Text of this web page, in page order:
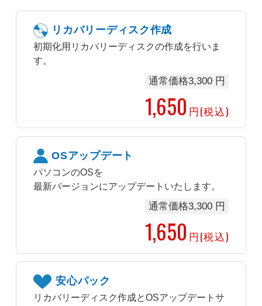
リカバリーディスク作成
初期化用リカバリーディスクの作成を行いま
す。
通常価格3,300 円
1,650 円(税込)
OSアップデート
パソコンのOSを
最新バージョンにアップデートいたします。
通常価格3,300 円
1,650 円(税込)
安心パック
リカバリーディスク作成とOSアップデートサ